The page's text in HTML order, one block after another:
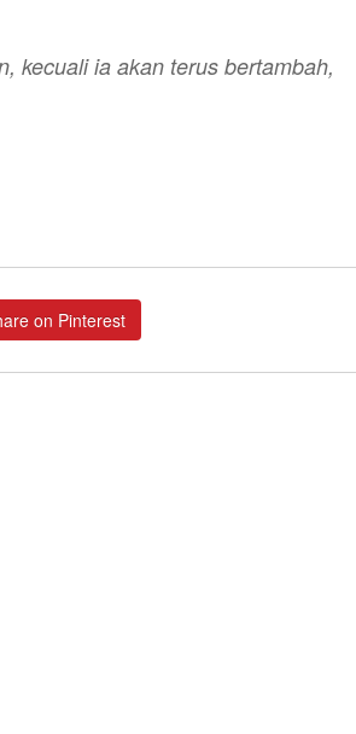
kecuali ia akan terus bertambah,
on Pinterest